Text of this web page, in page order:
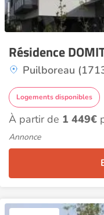
Résidence
Puilboreau
Logements disponibles
À partir de 1 449€
Annonce